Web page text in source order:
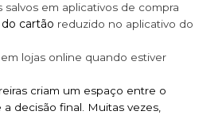
salvos em aplicativos de compra
cartão reduzido no aplicativo do
lojas online quando estiver
criam um espaço entre o
decisão final. Muitas vezes,